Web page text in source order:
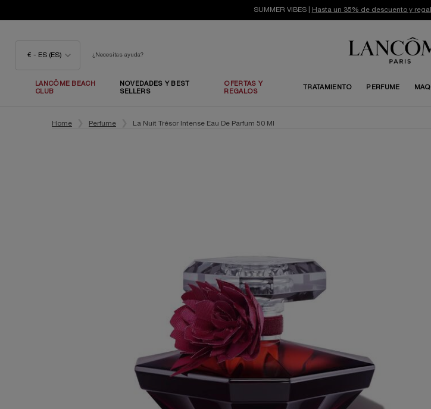
SUMMER VIBES | Hasta un 35% de descuento y
€ - ES (ES) ¿Necesitas ayuda?
LANCÔME BEACH
CLUB
NOVEDADES Y BEST
SELLERS
OFERTAS Y
REGALOS
TRATAMIENTO PERFUME
Home
Perfume La Nuit Trésor Intense Eau De Parfum 50 Ml